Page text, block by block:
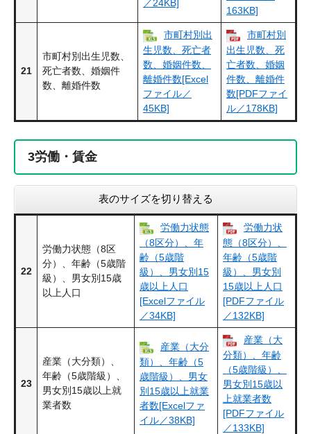
／24KB]
163KB]
21
市町村別出生児数、
死亡者数、婚姻件
数、離婚件数
市町村別出
生児数、死亡者
数、婚姻件数、
離婚件数[Excel
ファイル／
45KB]
市町村別
出生児数、死
亡者数、婚姻
件数、離婚件
数[PDFファイ
ル／178KB]
3労働・賃金
表のサイズを切り替える
22
労働力状態（8区
分）、年齢（5歳階
級）、男女別15歳
以上人口
労働力状態
（8区分）、年
齢（5歳階
級）、男女別15
歳以上人口
[Excelファイル
／34KB]
労働力状
態（8区分）、
年齢（5歳階
級）、男女別
15歳以上人口
[PDFファイル
／132KB]
23
産業（大分類）、
年齢（5歳階級）、
男女別15歳以上就
業者数
産業（大分
類）、年齢（5
歳階級）、男女
別15歳以上就業
者数[Excelファ
イル／38KB]
産業（大
分類）、年齢
（5歳階級）、
男女別15歳以
上就業者数
[PDFファイル
／133KB]